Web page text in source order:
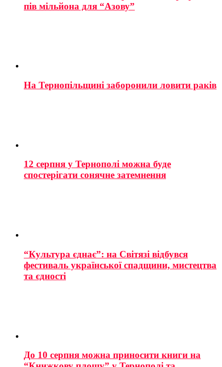
пів мільйона для “Азову”
На Тернопільщині заборонили ловити раків
12 серпня у Тернополі можна буде
спостерігати сонячне затемнення
“Культура єднає”: на Світязі відбувся
фестиваль української спадщини, мистецтва
та єдності
До 10 серпня можна приносити книги на